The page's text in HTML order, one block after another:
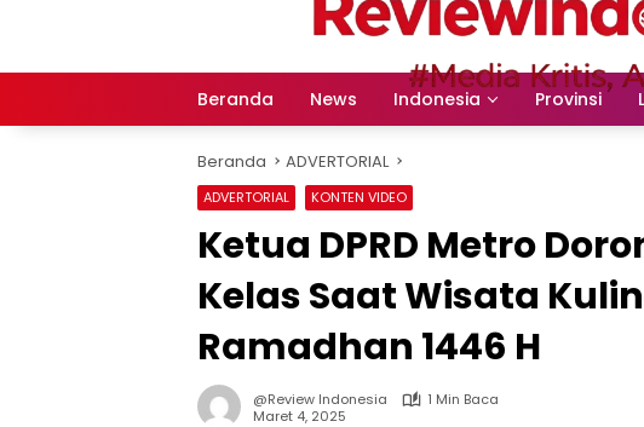
Beranda News Indonesia Provinsi
Beranda ADVERTORIAL
ADVERTORIAL KONTEN VIDEO
Ketua DPRD Metro
Kelas Saat Wisata
Ramadhan 1446 H
@Review Indonesia
1 Min Baca
Maret 4, 2025